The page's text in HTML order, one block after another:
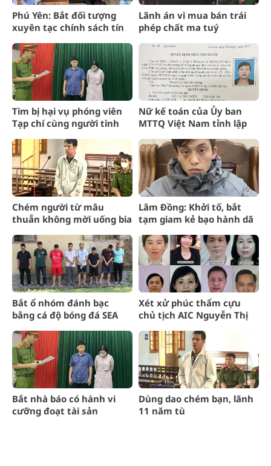
Phú Yên: Bắt đối tượng
xuyên tạc chính sách tín
Lãnh án vì mua bán trái
phép chất ma tuý
Tìm bị hại vụ phóng viên
Tạp chí cùng người tình
Nữ kế toán của Ủy ban
MTTQ Việt Nam tỉnh lập
3,5 tỷ đồng
Chém người từ mâu
thuẫn không mời uống bia
Lâm Đồng: Khởi tố, bắt
tạm giam kẻ bạo hành dã
Bắt ổ nhóm đánh bạc
bằng cá độ bóng đá SEA
đồng
Xét xử phúc thẩm cựu
chủ tịch AIC Nguyễn Thị
Bắt nhà báo có hành vi
cưỡng đoạt tài sản
Dùng dao chém bạn, lãnh
11 năm tù